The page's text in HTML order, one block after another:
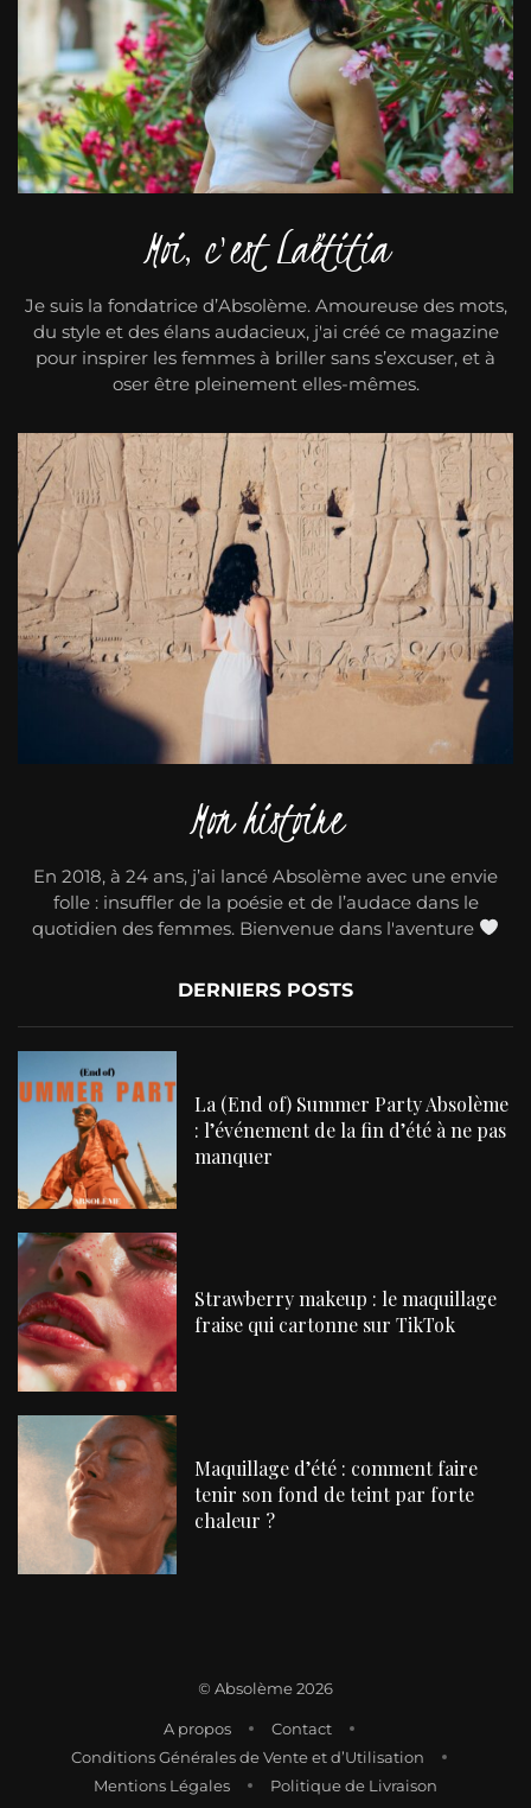
Moi, c'est Laëtitia
Je suis la fondatrice d’Absolème. Amoureuse des mots,
du style et des élans audacieux, j'ai créé ce magazine
pour inspirer les femmes à briller sans s’excuser, et à
oser être pleinement elles-mêmes.
Mon histoire
En 2018, à 24 ans, j’ai lancé Absolème avec une envie
folle : insuffler de la poésie et de l’audace dans le
quotidien des femmes. Bienvenue dans l'aventure
DERNIERS POSTS
La (End of) Summer Party Absolème
: l’événement de la fin d’été à ne pas
manquer
Strawberry makeup : le maquillage
fraise qui cartonne sur TikTok
Maquillage d’été : comment faire
tenir son fond de teint par forte
chaleur ?
© Absolème 2026
A propos
Contact
Conditions Générales de Vente et d’Utilisation
Mentions Légales
Politique de Livraison